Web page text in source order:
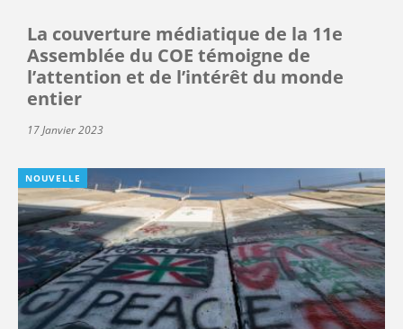
La couverture médiatique de la 11e
Assemblée du COE témoigne de
l’attention et de l’intérêt du monde
entier
17 Janvier 2023
NOUVELLE